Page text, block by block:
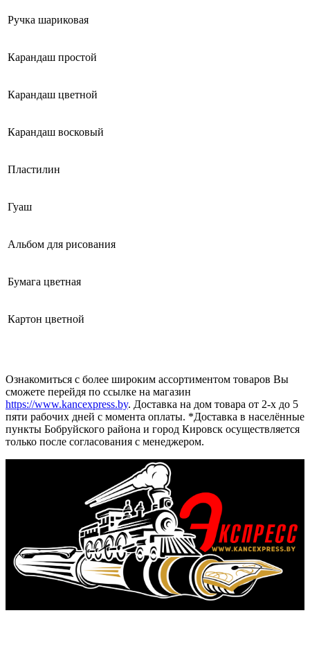
Ручка шариковая
Карандаш простой
Карандаш цветной
Карандаш восковый
Пластилин
Гуаш
Альбом для рисования
Бумага цветная
Картон цветной
Ознакомиться с более широким ассортиментом товаров Вы
сможете перейдя по ссылке на магазин
https://www.kancexpress.by. Доставка на дом товара от 2-х до 5
пяти рабочих дней с момента оплаты. *Доставка в населённые
пункты Бобруйского района и город Кировск осуществляется
только после согласования с менеджером.